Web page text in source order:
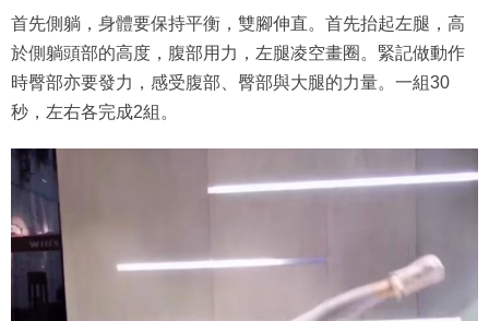
首先側躺，身體要保持平衡，雙腳伸直。首先抬起左腿，高
於側躺頭部的高度，腹部用力，左腿凌空畫圈。緊記做動作
時臀部亦要發力，感受腹部、臀部與大腿的力量。一組30
秒，左右各完成2組。